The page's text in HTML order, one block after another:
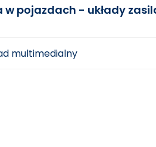
pojazdach - układy
multimedialny